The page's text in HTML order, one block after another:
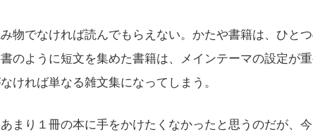
物でなければ読んでもらえない。かたや書籍は、ひと
のように短文を集めた書籍は、メインテーマの設定が
ければ単なる雑文集になってしまう。
り１冊の本に手をかけたくなかったと思うのだが、今